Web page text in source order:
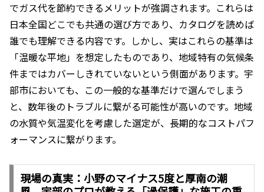
でガス代を節約できるメリットが強調されます。これらは
日本全国どこでも共通の選び方であり、カタログを読めば
誰でも理解できる内容です。しかし、実はこれらの基準は
「温暖な平地」を想定したものであり、地域特有の気候条
件まではカバーしきれていないという側面があります。宇
部市においても、この一般的な基準だけで選んでしまう
と、数年後のトラブルに繋がる可能性が高いのです。地域
の水質や気温変化を考慮した選定が、長期的なコストパフ
ォーマンスに繋がります。
現場の真実：小野のマイナス5度と厚南の潮